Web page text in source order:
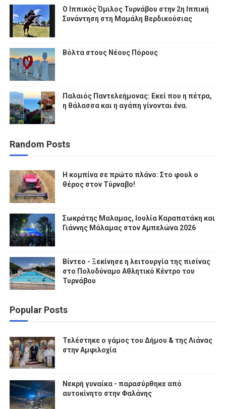
Ο Ιππικός Όμιλος Τυρνάβου στην 2η Ιππική
Συνάντηση στη Μαμάλη Βερδικούσιας
Βόλτα στους Νέους Πόρους
Παλαιός Παντελεήμονας: Εκεί που η πέτρα,
η θάλασσα και η αγάπη γίνονται ένα.
Random Posts
Η κομπίνα σε πρώτο πλάνο: Στο φουλ ο
θέρος στον Τύρναβο!
Σωκράτης Μαλαμας, Ιουλία Καραπατάκη και
Γιάννης Μάλαμας στον Αμπελώνα 2026
Βίντεο - Ξεκίνησε η λειτουργία της πισίνας
στο Πολυδύναμο Αθλητικό Κέντρο του
Τυρνάβου
Popular Posts
Τελέστηκε ο γάμος του Δήμου & της Λιάνας
στην Αμφιλοχία
Νεκρή γυναίκα - παρασύρθηκε από
αυτοκίνητο στην Φαλάνης